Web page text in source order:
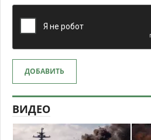
ДОБАВИТЬ
ВИДЕО